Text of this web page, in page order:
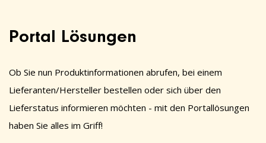
Portal Lösungen
Ob Sie nun Produktinformationen abrufen, bei einem
Lieferanten/Hersteller bestellen oder sich über den
Lieferstatus informieren möchten - mit den Portallösungen
haben Sie alles im Griff!